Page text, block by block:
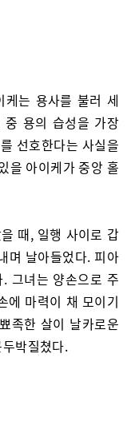
는 용사를 불러 세
중 용의 습성을 가장
선호한다는 사실을
을 아이케가 중앙 홀
때, 일행 사이로 갑
며 날아들었다. 피아
그녀는 양손으로 주
에 마력이 채 모이기
족한 살이 날카로운
박질쳤다.